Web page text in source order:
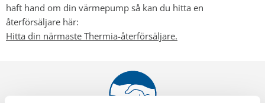
haft hand om din värmepump så kan du hitta en
återförsäljare här:
Hitta din närmaste Thermia-återförsäljare.